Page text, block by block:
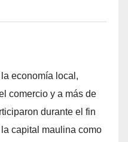
economía local,
comercio y a más de
durante el fin
capital maulina como